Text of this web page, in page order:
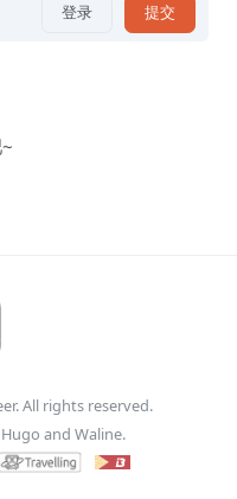
登录 提交
All rights reserved.
Hugo and Waline.